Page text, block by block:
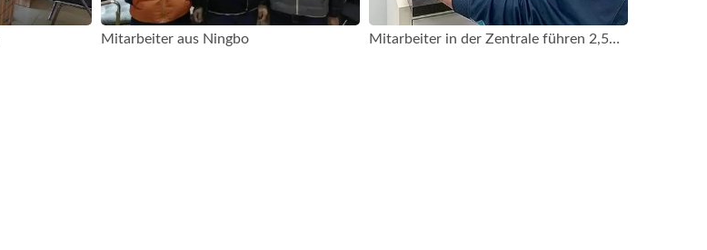
Mitarbeiter aus Ningbo Mitarbeiter in der Zentrale führen 2,5D-Messungen durch